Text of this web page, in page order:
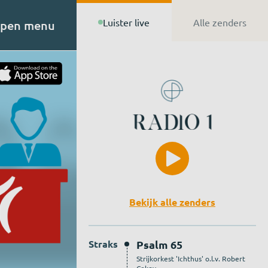
menu
van
Luister live Alle zenders
Bekijk alle zenders
Straks Psalm 65
Strijkorkest 'Ichthus' o.l.v. Robert